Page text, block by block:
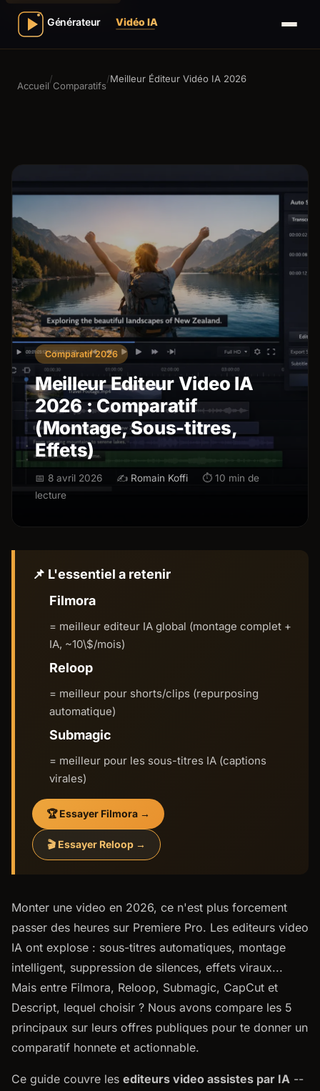
Accueil
/
Comparatifs
/Meilleur Éditeur Vidéo IA 2026
Comparatif 2026
Meilleur Editeur Video IA
2026 : Comparatif
(Montage, Sous-titres,
Effets)
📅 8 avril 2026 ✍️ Romain Koffi
⏱ 10 min de
lecture
📌 L'essentiel a retenir
Filmora
= meilleur editeur IA global (montage complet +
IA, ~10\$/mois)
Reloop
= meilleur pour shorts/clips (repurposing
automatique)
Submagic
= meilleur pour les sous-titres IA (captions
virales)
🏆 Essayer Filmora →
🎬 Essayer Reloop →
Monter une video en 2026, ce n'est plus forcement
passer des heures sur Premiere Pro. Les editeurs video
IA ont explose : sous-titres automatiques, montage
intelligent, suppression de silences, effets viraux...
Mais entre Filmora, Reloop, Submagic, CapCut et
Descript, lequel choisir ? Nous avons compare les 5
principaux sur leurs offres publiques pour te donner un
comparatif honnete et actionnable.
Ce guide couvre les editeurs video assistes par IA --